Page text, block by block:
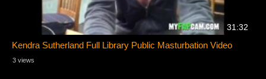
31:32
Kendra Sutherland Full Library Public Masturbation Video
3 views